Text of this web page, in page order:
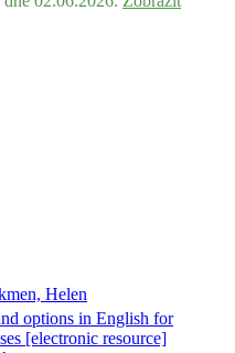
Helen
options in English for
[electronic resource]